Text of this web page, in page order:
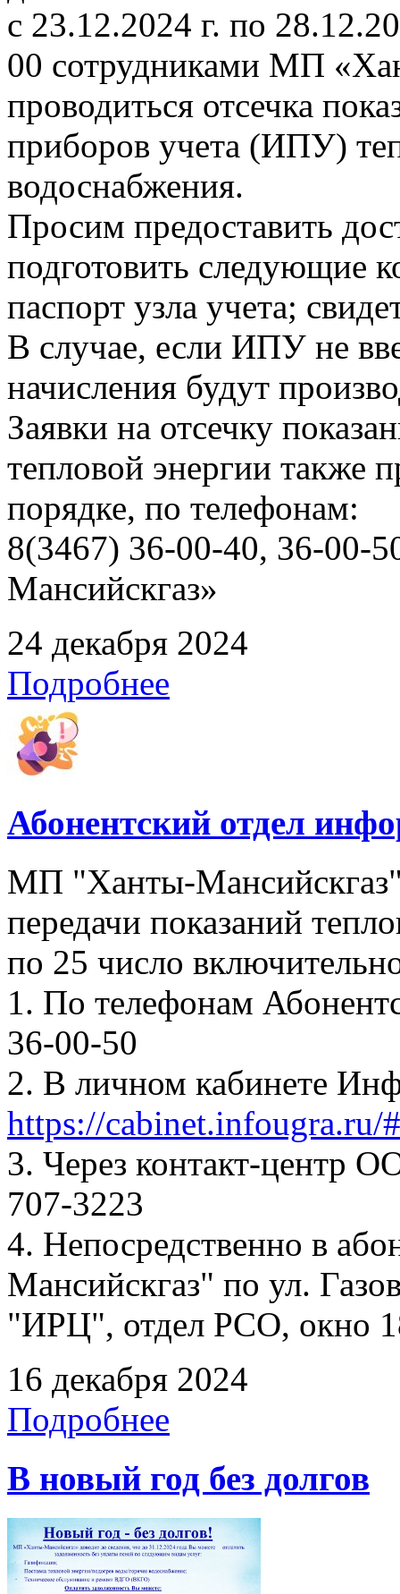
с 23.12.2024 г. по
00 сотрудниками МП
проводиться отсечка
приборов учета (ИПУ)
водоснабжения.
Просим предоставить
подготовить следующие
паспорт узла учета;
В случае, если ИПУ не
начисления будут
Заявки на отсечку
тепловой энергии также
порядке, по телефонам:
8(3467) 36-00-40, 36-
Мансийскгаз»
24 декабря 2024
Подробнее
Абонентский отдел
МП "Ханты-Мансийскгаз"
передачи показаний
по 25 число
1. По телефонам
36-00-50
2. В личном кабинете
https://cabinet.infougra.ru/
3. Через контакт-центр
707-3223
4. Непосредственно в
Мансийскгаз" по ул.
"ИРЦ", отдел РСО, окно
16 декабря 2024
Подробнее
В новый год без долгов